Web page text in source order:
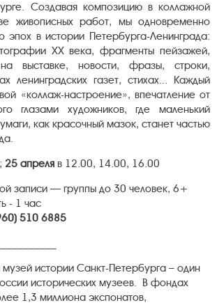
Создавая композицию в коллажной
живописных работ, мы одновременно
эпох в истории Петербурга-Ленинграда:
XX века, фрагменты пейзажей,
на выставке, новости, фразы, строки,
ленинградских газет, стихах... Каждый
«коллаж-настроение», впечатление от
глазами художников, где маленький
как красочный мазок, станет частью
25 апреля в 12.00, 14.00, 16.00
записи — группы до 30 человек, 6+
- 1 час
510 6885
истории Санкт-Петербурга – один
исторических музеев. В фондах
1,3 миллиона экспонатов,